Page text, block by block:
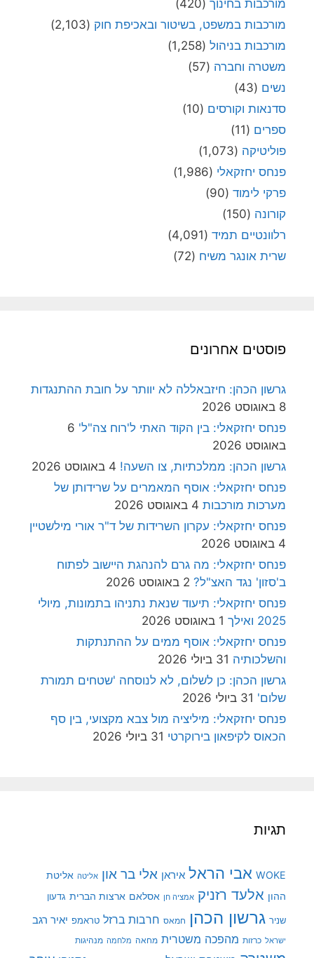
מורכבות בחינוך (420)
מורכבות במשפט, בשיטור ובאכיפת חוק (2,103)
מורכבות בניהול (1,258)
משטרה וחברה (57)
נשים (43)
סדנאות וקורסים (10)
ספרים (11)
פוליטיקה (1,073)
פנחס יחזקאלי (1,986)
פרקי לימוד (90)
קורונה (150)
רלוונטיים תמיד (4,091)
שרית אונגר משיח (72)
פוסטים אחרונים
גרשון הכהן: חיזבאללה לא יוותר על חובת ההתנגדות
8 באוגוסט 2026
פנחס יחזקאלי: בין הקוד האתי ל'רוח צה"ל' 6
באוגוסט 2026
גרשון הכהן: ממלכתיות, צו השעה! 4 באוגוסט 2026
פנחס יחזקאלי: אוסף המאמרים על שרידותן של
מערכות מורכבות 4 באוגוסט 2026
פנחס יחזקאלי: עקרון השרידות של ד"ר אורי מילשטיין
4 באוגוסט 2026
פנחס יחזקאלי: מה גרם להנהגת היישוב לפתוח
ב'סזון' נגד האצ"ל? 2 באוגוסט 2026
פנחס יחזקאלי: תיעוד שנאת נתניהו בתמונות, מיולי
2025 ואילך
1 באוגוסט 2026
פנחס יחזקאלי: אוסף ממים על ההתנתקות
והשלכותיה 31 ביולי 2026
גרשון הכהן: כן לשלום, לא לנוסחה 'שטחים תמורת
שלום' 31 ביולי 2026
פנחס יחזקאלי: מיליציה מול צבא מקצועי, בין סף
הכאוס לקיפאון בירוקרטי 31 ביולי 2026
תגיות
WOKE אבי הראל איראן אלי בר און אליטה אליטת
ההון אלעד רזניק אמציה חן אסלאם ארצות הברית גדעון
שניר גרשון הכהן חמאס חרבות ברזל טראמפ יאיר רגב
ישראל כרזות מהפכה משטרית מחאה מלחמה מנהיגות